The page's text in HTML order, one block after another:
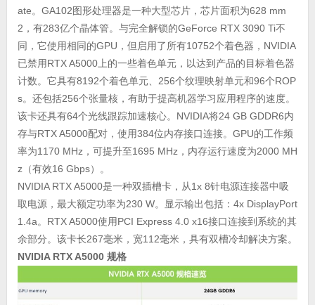
ate。GA102图形处理器是一种大型芯片，芯片面积为628 mm
2，有283亿个晶体管。与完全解锁的GeForce RTX 3090 Ti不
同，它使用相同的GPU，但启用了所有10752个着色器，NVIDIA
已禁用RTX A5000上的一些着色单元，以达到产品的目标着色器
计数。它具有8192个着色单元、256个纹理映射单元和96个ROP
s。还包括256个张量核，有助于提高机器学习应用程序的速度。
该卡还具有64个光线跟踪加速核心。NVIDIA将24 GB GDDR6内
存与RTX A5000配对，使用384位内存接口连接。GPU的工作频
率为1170 MHz，可提升至1695 MHz，内存运行速度为2000 MH
z（有效16 Gbps）。
NVIDIA RTX A5000是一种双插槽卡，从1x 8针电源连接器中吸
取电源，最大额定功率为230 W。显示输出包括：4x DisplayPort
1.4a。RTX A5000使用PCI Express 4.0 x16接口连接到系统的其
余部分。该卡长267毫米，宽112毫米，具有双槽冷却解决方案。
NVIDIA RTX A5000 规格